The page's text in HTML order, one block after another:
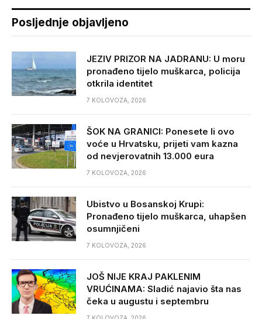
Posljednje objavljeno
JEZIV PRIZOR NA JADRANU: U moru
pronađeno tijelo muškarca, policija
otkrila identitet
7 KOLOVOZA, 2026
ŠOK NA GRANICI: Ponesete li ovo
voće u Hrvatsku, prijeti vam kazna
od nevjerovatnih 13.000 eura
7 KOLOVOZA, 2026
Ubistvo u Bosanskoj Krupi:
Pronađeno tijelo muškarca, uhapšen
osumnjičeni
7 KOLOVOZA, 2026
JOŠ NIJE KRAJ PAKLENIM
VRUĆINAMA: Sladić najavio šta nas
čeka u augustu i septembru